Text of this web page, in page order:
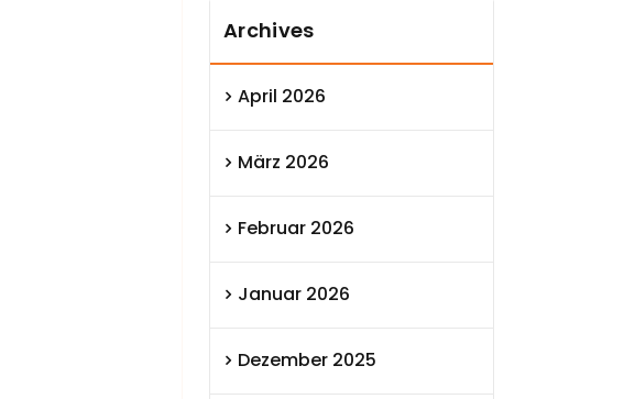
Archives
April 2026
März 2026
Februar 2026
Januar 2026
Dezember 2025